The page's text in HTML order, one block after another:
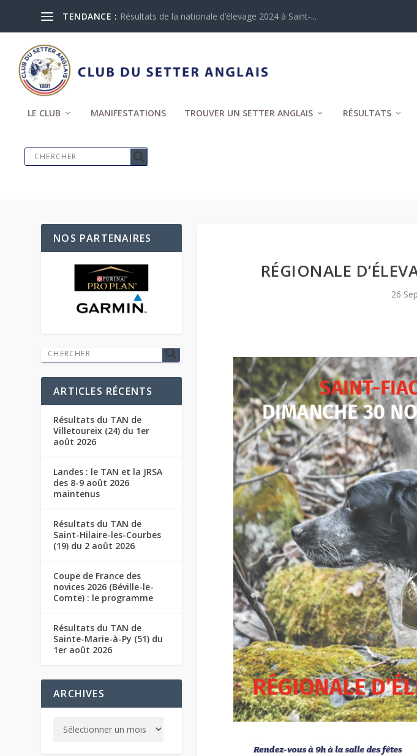
TENDANCE : Résultats de la nationale d’élevage 2024 à Saint-...
LE CLUB MANIFESTATIONS TROUVER UN SETTER ANGLAIS RÉSULTATS
RÉGIONALE
26
NOS PARTENAIRES
ARTICLES RÉCENTS
Résultats du TAN de
Villetoureix (24) du 1er
août 2026
Landes : le TAN et la JRSA
des 8-9 août 2026
maintenus
Résultats du TAN de
Saint-Hilaire-les-Courbes
(19) du 2 août 2026
Coupe de France des
novices 2026 (Béville-le-
Comte) : le programme
Résultats du TAN de
Sainte-Marie-à-Py (51) du
1er août 2026
ARCHIVES